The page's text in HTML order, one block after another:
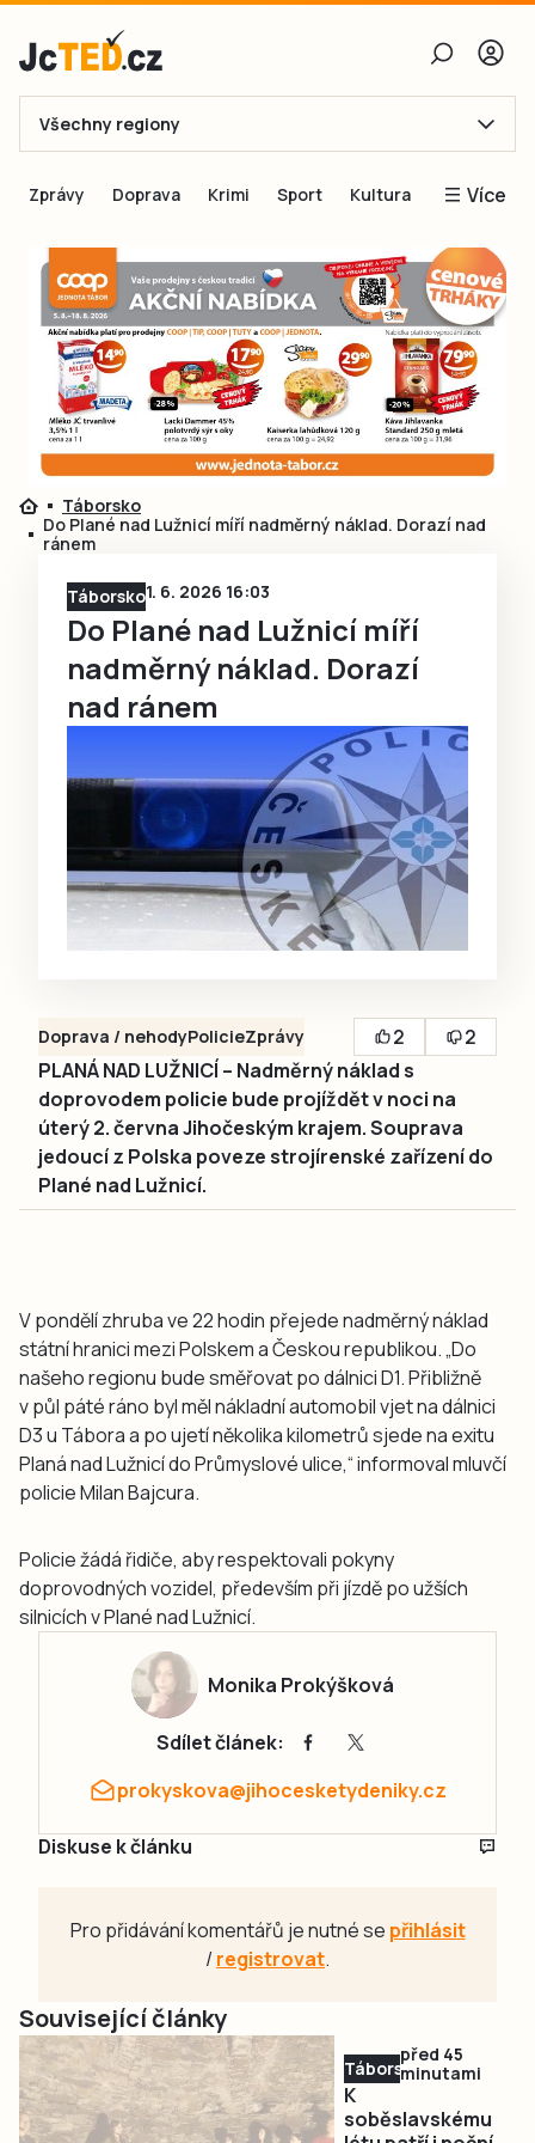
E-mail
Obnovit heslo
Přihlásit se
Přihlásit se přes Facebook
Ještě nemám účet, chci seRegistrovat
Všechny regiony
Zprávy Doprava Krimi Sport Kultura Více
Inspirace
Čtenáři píší
Speciální přílohy
Inzerce
Táborsko
Do Plané nad Lužnicí míří nadměrný náklad. Dorazí nad
ránem
Táborsko1. 6. 2026 16:03
Do Plané nad Lužnicí míří
nadměrný náklad. Dorazí
nad ránem
Doprava / nehodyPolicieZprávy 2
2
PLANÁ NAD LUŽNICÍ – Nadměrný náklad s
doprovodem policie bude projíždět v noci na
úterý 2. června Jihočeským krajem. Souprava
jedoucí z Polska poveze strojírenské zařízení do
Plané nad Lužnicí.
V pondělí zhruba ve 22 hodin přejede nadměrný náklad
státní hranici mezi Polskem a Českou republikou. „Do
našeho regionu bude směřovat po dálnici D1. Přibližně
v půl páté ráno byl měl nákladní automobil vjet na dálnici
D3 u Tábora a po ujetí několika kilometrů sjede na exitu
Planá nad Lužnicí do Průmyslové ulice,“ informoval mluvčí
policie Milan Bajcura.
Policie žádá řidiče, aby respektovali pokyny
doprovodných vozidel, především při jízdě po užších
silnicích v Plané nad Lužnicí.
Monika Prokýšková
Sdílet článek:
prokyskova@jihocesketydeniky.cz
Diskuse k článku
Pro přidávání komentářů je nutné se přihlásit
/registrovat.
Související články
Táborsko
před 45
minutami
K
soběslavskému